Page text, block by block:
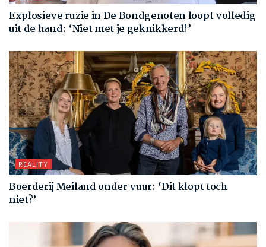
Explosieve ruzie in De Bondgenoten loopt volledig
uit de hand: ‘Niet met je geknikkerd!’
REALITY
Boerderij Meiland onder vuur: ‘Dit klopt toch
niet?’